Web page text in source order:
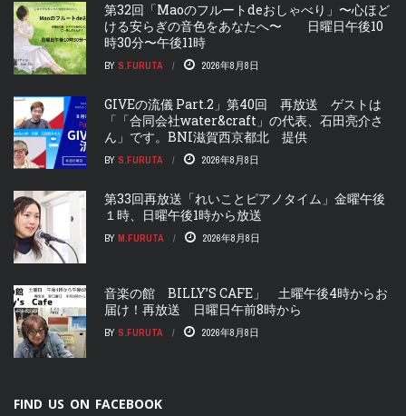
第32回「Maoのフルートdeおしゃべり」〜心ほど
ける安らぎの音色をあなたへ〜 日曜日午後10
時30分〜午後11時
BY S.FURUTA 2026年8月8日
GIVEの流儀 Part.2」第40回 再放送 ゲストは
「「合同会社water&craft」の代表、石田亮介さ
ん」です。BNI滋賀西京都北 提供
BY S.FURUTA 2026年8月8日
第33回再放送「れいことピアノタイム」金曜午後
１時、日曜午後1時から放送
BY M.FURUTA 2026年8月8日
音楽の館 BILLY’S CAFE」 土曜午後4時からお
届け！再放送 日曜日午前8時から
BY S.FURUTA 2026年8月8日
FIND US ON FACEBOOK